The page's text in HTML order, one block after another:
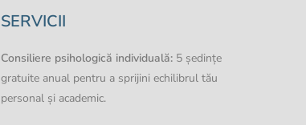
SERVICII
Consiliere psihologică individuală:5 ședințe
gratuite anual pentru a sprijini echilibrul tău
personal și academic.